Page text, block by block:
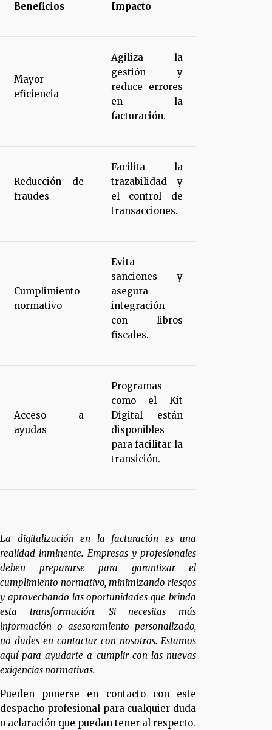
Beneficios Impacto
Mayor
eficiencia
Agiliza la
gestión y
reduce errores
en la
facturación.
Reducción de
fraudes
Facilita la
trazabilidad y
el control de
transacciones.
Cumplimiento
normativo
Evita
sanciones y
asegura
integración
con libros
fiscales.
Acceso a
ayudas
Programas
como el Kit
Digital están
disponibles
para facilitar la
transición.
La digitalización en la facturación es una
realidad inminente. Empresas y profesionales
deben prepararse para garantizar el
cumplimiento normativo, minimizando riesgos
y aprovechando las oportunidades que brinda
esta transformación. Si necesitas más
información o asesoramiento personalizado,
no dudes en contactar con nosotros. Estamos
aquí para ayudarte a cumplir con las nuevas
exigencias normativas.
Pueden ponerse en contacto con este
despacho profesional para cualquier duda
o aclaración que puedan tener al respecto.